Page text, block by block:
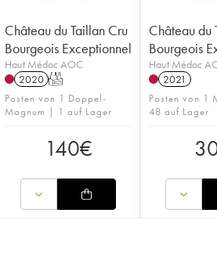
Château du Taillan Cru
Bourgeois Exceptionnel
Haut Médoc AOC
2020 T
Posten von 1 Doppel-
Magnum | 1 auf Lager
140€
Château du
Bourgeois
Haut Médoc
2021
Posten von 1
48 auf Lager